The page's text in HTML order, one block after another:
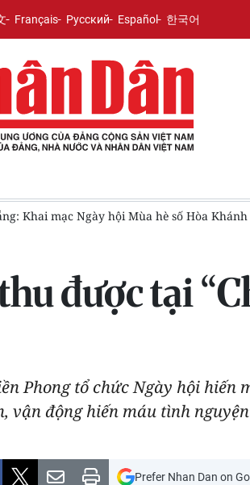
Français Русский Español 한국어
chính phục vụ nhân dân Cần chính
được tại
Phong tổ chức Ngày hội hiến
vận động hiến máu tình
Prefer Nhan Dan on